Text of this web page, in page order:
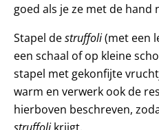
goed als je ze met de hand
Stapel destruffoli(met een
een schaal of op kleine
stapel met gekonfijte
warm en verwerk ook de
hierboven beschreven,